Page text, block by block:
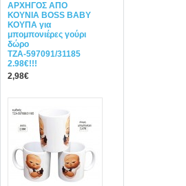
ΑΡΧΗΓΟΣ ΑΠΟ
ΚΟΥΝΙΑ BOSS BABY
ΚΟΥΠΑ για
μπομπονιέρες γούρι
δώρο
ΤΖΑ-597091/31185
2.98€!!!
2,98€